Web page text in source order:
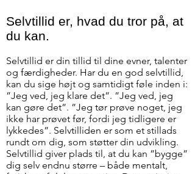
Selvtillid er, hvad du tror på, at
du kan.
Selvtillid er din tillid til dine evner, talenter
og færdigheder. Har du en god selvtillid,
kan du sige højt og samtidigt føle inden i:
”Jeg ved, jeg klare det”. ”Jeg ved, jeg
kan gøre det”. ”Jeg tør prøve noget, jeg
ikke har prøvet før, fordi jeg tidligere er
lykkedes”. Selvtilliden er som et stillads
rundt om dig, som støtter din udvikling.
Selvtillid giver plads til, at du kan ”bygge”
dig selv endnu større – både mentalt,